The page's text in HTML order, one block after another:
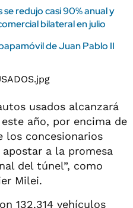
redujo casi 90% anual y
bilateral en julio
de Juan Pablo II
usados alcanzará
año, por encima de
los concesionarios
a la promesa
del túnel”, como
Milei.
132.314 vehículos